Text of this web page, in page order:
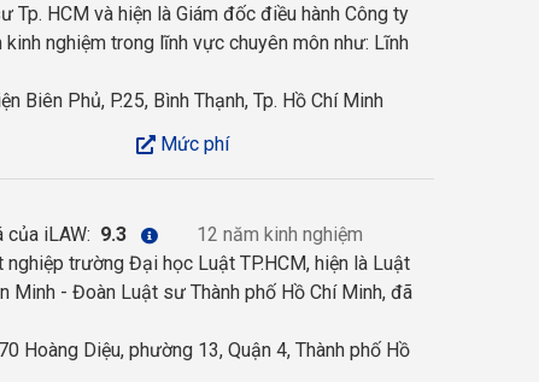
HCM và hiện là Giám đốc điều hành Công ty
nghiệm trong lĩnh vực chuyên môn như: Lĩnh
Biên Phủ, P.25, Bình Thạnh, Tp. Hồ Chí Minh
Mức phí
của iLAW: 9.3
12 năm kinh nghiệm
trường Đại học Luật TP.HCM, hiện là Luật
Minh - Đoàn Luật sư Thành phố Hồ Chí Minh, đã
Hoàng Diệu, phường 13, Quận 4, Thành phố Hồ